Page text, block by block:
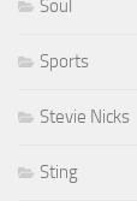
Soul
Sports
Stevie Nicks
Sting